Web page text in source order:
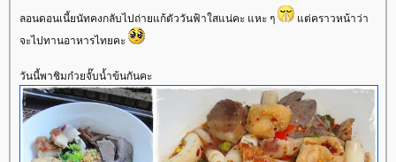
ลอนดอนเนี้ยนัทคงกลับไปถ่ายแก้ตัววันฟ้าใสแน่คะ แหะ ๆ
ต่คราวหน้าว่า
จะไปทานอาหารไทยคะ
วันนี้พาชิมก๋วยจั๊บน้ำข้นกันคะ